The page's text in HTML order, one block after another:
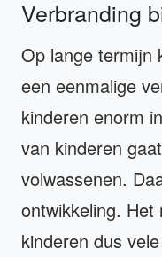
Verbranding
Op lange termijn
een eenmalige
kinderen enorm
van kinderen
volwassenen.
ontwikkeling. Het
kinderen dus